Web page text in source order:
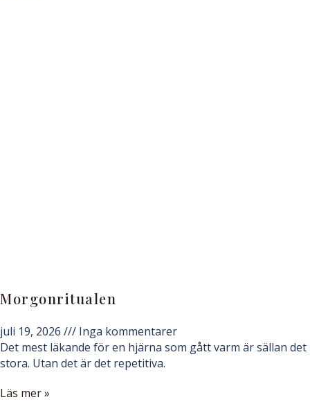
Morgonritualen
juli 19, 2026
Inga kommentarer
Det mest läkande för en hjärna som gått varm är sällan det
stora. Utan det är det repetitiva.
Läs mer »